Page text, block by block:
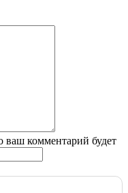
ваш комментарий будет